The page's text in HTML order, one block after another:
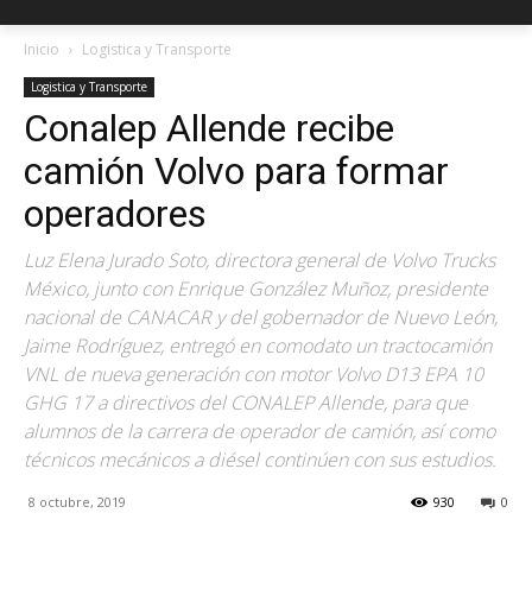
Inicio Logistica y Transporte
Logistica y Transporte
Conalep Allende recibe
camión Volvo para formar
operadores
Luz Elena Jurado Soto, directora general de Volvo Trucks
México, junto con Enrique González Muñoz, presidente
nacional de CANACAR y del gobernador de Nuevo León,
Jaime Rodríguez, entregó en comodato un tractocamión
VNL de nueva generación con motor Volvo D13 EPA 10
GHG 17 a directivos del CONALEP Allende, para que
alumnos de la carrera de operador de camión, así como
técnicos mecánicos a diésel continúen con sus estudios.
8 octubre, 2019 0
930